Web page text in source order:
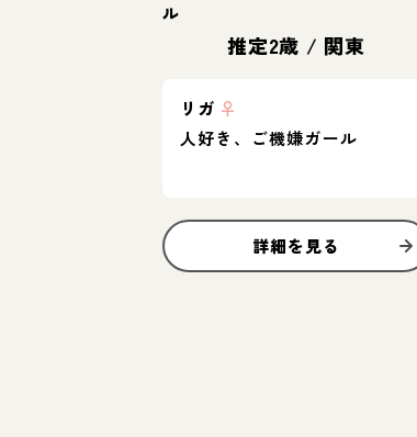
ル
推定2歳 / 関東
リガ ♀
人好き、ご機嫌ガール
詳細を見る